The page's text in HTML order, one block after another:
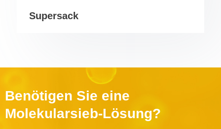
Supersack
Benötigen Sie eine
Molekularsieb-Lösung?